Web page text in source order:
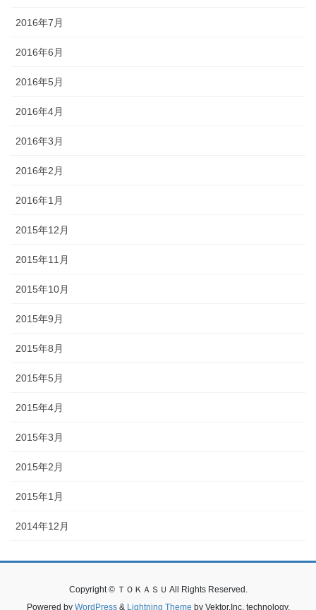
2016年7月
2016年6月
2016年5月
2016年4月
2016年3月
2016年2月
2016年1月
2015年12月
2015年11月
2015年10月
2015年9月
2015年8月
2015年5月
2015年4月
2015年3月
2015年2月
2015年1月
2014年12月
Copyright © ＴＯＫＡＳＵ All Rights Reserved.
Powered by WordPress& Lightning Theme by Vektor,Inc. technology.